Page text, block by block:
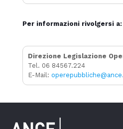
Per informazioni rivolgersi a:
Direzione Legislazione
Tel. 06 84567.224
E-Mail: